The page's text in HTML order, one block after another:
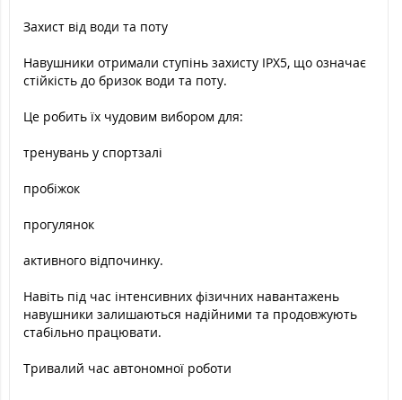
Захист від води та поту
Навушники отримали ступінь захисту IPX5, що означає
стійкість до бризок води та поту.
Це робить їх чудовим вибором для:
тренувань у спортзалі
пробіжок
прогулянок
активного відпочинку.
Навіть під час інтенсивних фізичних навантажень
навушники залишаються надійними та продовжують
стабільно працювати.
Тривалий час автономної роботи